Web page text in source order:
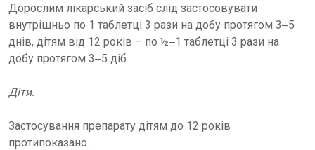
Дорослим лікарський засіб слід застосовувати
внутрішньо по 1 таблетці 3 рази на добу протягом 3‒5
днів, дітям від 12 років – по ½‒1 таблетці 3 рази на
добу протягом 3‒5 діб.
Діти.
Застосування препарату дітям до 12 років
протипоказано.